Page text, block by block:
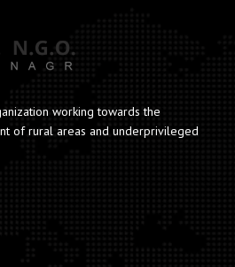
working towards the
of rural areas and underprivileged